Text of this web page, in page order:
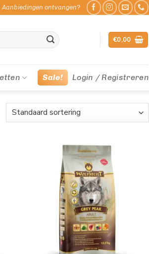
Aanbiedingen ontvangen?
€0,00
Sale! Login / Registreren